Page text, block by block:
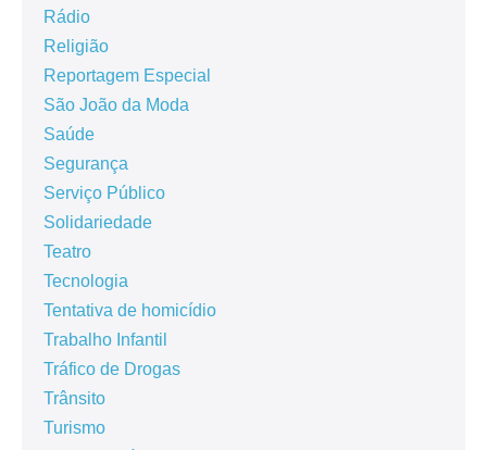
Rádio
Religião
Reportagem Especial
São João da Moda
Saúde
Segurança
Serviço Público
Solidariedade
Teatro
Tecnologia
Tentativa de homicídio
Trabalho Infantil
Tráfico de Drogas
Trânsito
Turismo